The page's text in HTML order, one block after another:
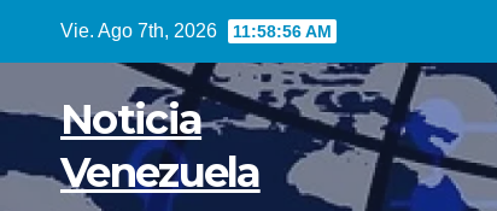
Vie. Ago 7th, 2026 11:58:57 AM
Noticia
Venezuela